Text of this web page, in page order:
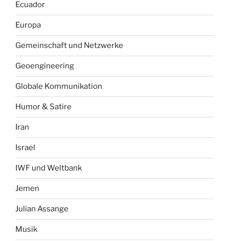
Ecuador
Europa
Gemeinschaft und Netzwerke
Geoengineering
Globale Kommunikation
Humor & Satire
Iran
Israel
IWF und Weltbank
Jemen
Julian Assange
Musik